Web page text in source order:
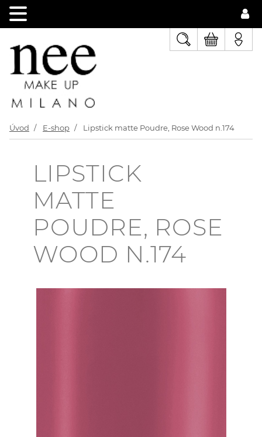
Úvod E-shop Lipstick matte Poudre, Rose Wood n.174
LIPSTICK
MATTE
POUDRE, ROSE
WOOD N.174